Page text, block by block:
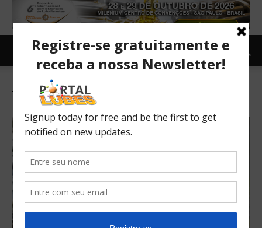
Tag: Ducati Scrambler